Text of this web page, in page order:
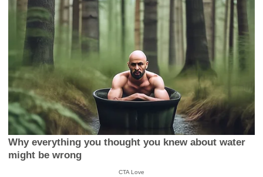
Why everything you thought you knew about water
might be wrong
CTA Love